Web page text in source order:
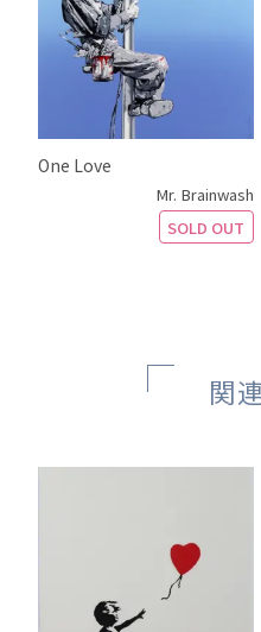
One Love
Mr. Brainwash
SOLD OUT
関